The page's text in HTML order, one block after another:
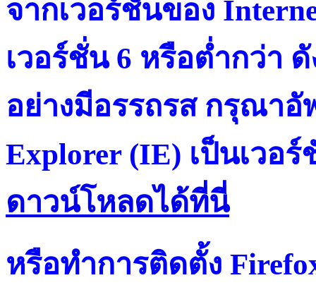
จากเวอร์ชั่นของ
เวอร์ชั่น 6 หรือต่ำกว่า
อย่างมีอรรถรส กรุณาอั
Explorer (IE) เป็นเวอ
ดาวน์โหลดได้ที่น
หรือทำการติดตั้ง